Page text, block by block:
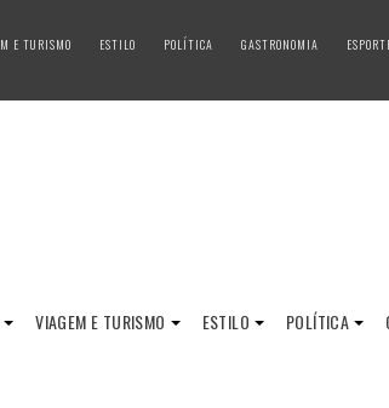
E TURISMO ESTILO POLÍTICA GASTRONOMIA
VIAGEM E TURISMO ESTILO POLÍTICA